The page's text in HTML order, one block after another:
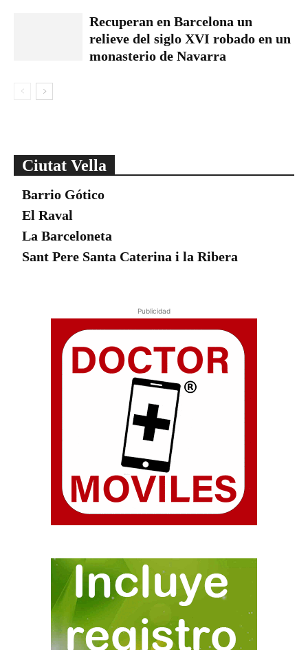
Recuperan en Barcelona un
relieve del siglo XVI robado en un
monasterio de Navarra
Ciutat Vella
Barrio Gótico
El Raval
La Barceloneta
Sant Pere Santa Caterina i la Ribera
Publicidad